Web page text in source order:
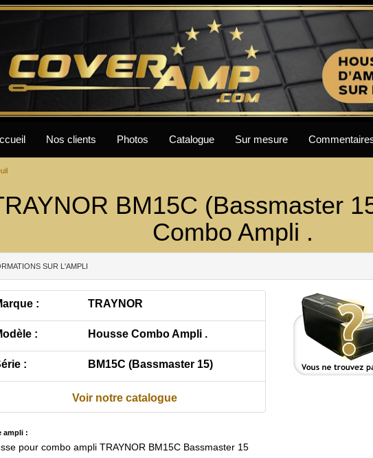
Nos clients Photos Catalogue Sur mesure
BM15C (Bassmaster
Combo Ampli .
SUR L'AMPLI
: TRAYNOR
: Housse Combo Ampli .
: BM15C (Bassmaster 15)
Voir notre catalogue
ampli :
pour combo ampli TRAYNOR BM15C Bassmaster 15